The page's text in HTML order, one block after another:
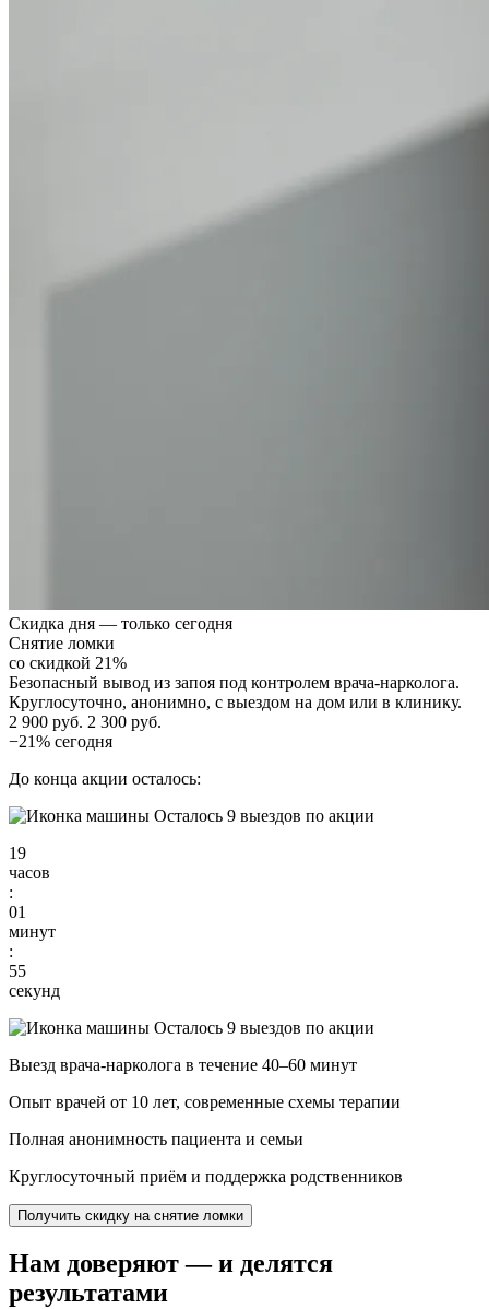
Скидка дня — только сегодня
Снятие ломки
со скидкой 21%
Безопасный вывод из запоя под контролем врача-нарколога.
Круглосуточно, анонимно, с выездом на дом или в клинику.
2 900 руб. 2 300 руб.
−21% сегодня
До конца акции осталось:
Осталось 9 выездов по акции
19
часов
:
01
минут
:
54
секунд
Осталось 9 выездов по акции
Выезд врача-нарколога в течение 40–60 минут
Опыт врачей от 10 лет, современные схемы терапии
Полная анонимность пациента и семьи
Круглосуточный приём и поддержка родственников
Получить скидку на снятие ломки
Нам доверяют— и делятся
результатами